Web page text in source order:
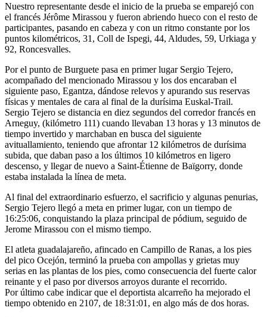
Nuestro representante desde el inicio de la prueba se emparejó con
el francés Jérôme Mirassou y fueron abriendo hueco con el resto de
participantes, pasando en cabeza y con un ritmo constante por los
puntos kilométricos, 31, Coll de Ispegi, 44, Aldudes, 59, Urkiaga y
92, Roncesvalles.
Por el punto de Burguete pasa en primer lugar Sergio Tejero,
acompañado del mencionado Mirassou y los dos encaraban el
siguiente paso, Egantza, dándose relevos y apurando sus reservas
físicas y mentales de cara al final de la durísima Euskal-Trail.
Sergio Tejero se distancia en diez segundos del corredor francés en
Arneguy, (kilómetro 111) cuando llevaban 13 horas y 13 minutos de
tiempo invertido y marchaban en busca del siguiente
avituallamiento, teniendo que afrontar 12 kilómetros de durísima
subida, que daban paso a los últimos 10 kilómetros en ligero
descenso, y llegar de nuevo a Saint-Étienne de Baïgorry, donde
estaba instalada la línea de meta.
Al final del extraordinario esfuerzo, el sacrificio y algunas penurias,
Sergio Tejero llegó a meta en primer lugar, con un tiempo de
16:25:06, conquistando la plaza principal de pódium, seguido de
Jerome Mirassou con el mismo tiempo.
El atleta guadalajareño, afincado en Campillo de Ranas, a los pies
del pico Ocejón, terminó la prueba con ampollas y grietas muy
serias en las plantas de los pies, como consecuencia del fuerte calor
reinante y el paso por diversos arroyos durante el recorrido.
Por último cabe indicar que el deportista alcarreño ha mejorado el
tiempo obtenido en 2107, de 18:31:01, en algo más de dos horas.